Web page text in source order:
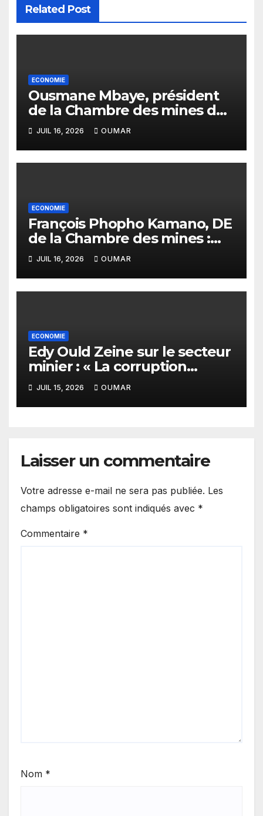
Related Post
ECONOMIE
Ousmane Mbaye, président
de la Chambre des mines du
Sénégal : « C’est l’Etat qui doit
assurer le financement des
infrastructures »
JUIL 16, 2026 OUMAR
ECONOMIE
François Phopho Kamano, DE
de la Chambre des mines :
« la Guinée est aujourd’hui la
meilleure des destinations »
JUIL 16, 2026 OUMAR
ECONOMIE
Edy Ould Zeine sur le secteur
minier : « La corruption
n’existe pas en Mauritanie »
JUIL 15, 2026 OUMAR
Laisser un commentaire
Votre adresse e-mail ne sera pas publiée. Les
champs obligatoires sont indiqués avec *
Commentaire *
Nom *